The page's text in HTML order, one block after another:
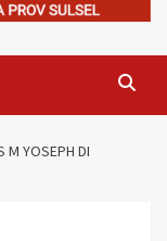
M YOSEPH DI